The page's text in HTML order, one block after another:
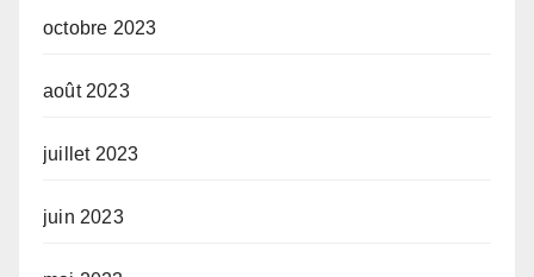
octobre 2023
août 2023
juillet 2023
juin 2023